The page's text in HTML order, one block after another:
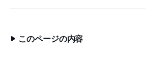
このページの内容